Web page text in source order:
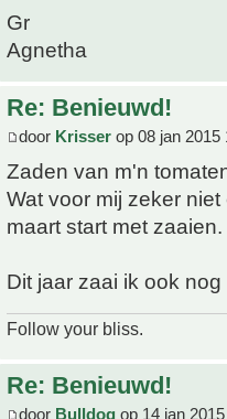
Gr
Agnetha
Re: Benieuwd!
door Krisser op 08 jan 2015
Zaden van m'n
Wat voor mij zeker
maart start met zaaien.
Dit jaar zaai ik ook
Follow your bliss.
Re: Benieuwd!
door Bulldog op 14 jan